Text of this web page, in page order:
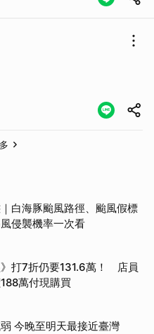
白海豚颱風路徑、颱風假標
侵襲機率一次看
打7折仍要131.6萬！ 店員
萬付現購買
今晚至明天最接近臺灣